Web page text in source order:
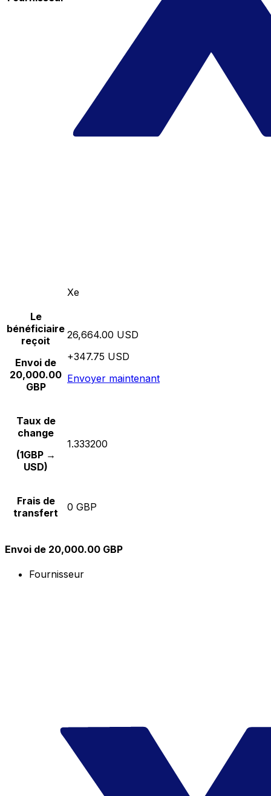
Xe
Le
bénéficiaire
reçoit
Envoi de
20,000.00
GBP
26,664.00 USD
+347.75 USD
Envoyer maintenant
Taux de
change
(1GBP →
USD)
1.333200
Frais de
transfert
0 GBP
Envoi de 20,000.00 GBP
Fournisseur